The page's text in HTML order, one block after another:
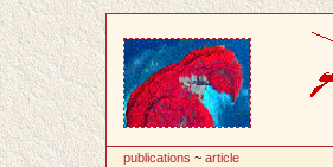
contenu
publications ~article